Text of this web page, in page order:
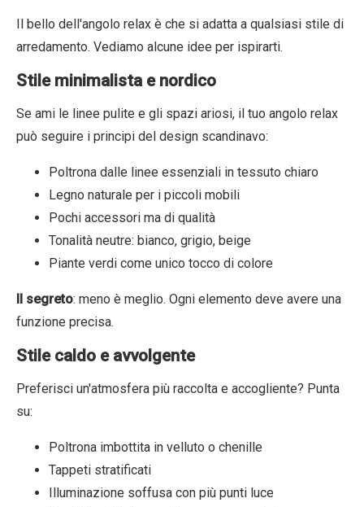
Il bello dell'angolo relax è che si adatta a qualsiasi stile di
arredamento. Vediamo alcune idee per ispirarti.
Stile minimalista e nordico
Se ami le linee pulite e gli spazi ariosi, il tuo angolo relax
può seguire i principi del design scandinavo:
Poltrona dalle linee essenziali in tessuto chiaro
Legno naturale per i piccoli mobili
Pochi accessori ma di qualità
Tonalità neutre: bianco, grigio, beige
Piante verdi come unico tocco di colore
Il segreto: meno è meglio. Ogni elemento deve avere una
funzione precisa.
Stile caldo e avvolgente
Preferisci un'atmosfera più raccolta e accogliente? Punta
su:
Poltrona imbottita in velluto o chenille
Tappeti stratificati
Illuminazione soffusa con più punti luce